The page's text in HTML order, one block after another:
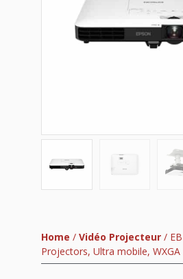
Home / Vidéo Projecteur /
Projectors, Ultra mobile, WXGA